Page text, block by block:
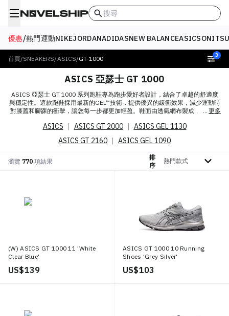
搜尋
優惠/熱門運動NIKEJORDANADIDASNEW BALANCEASICS
首頁/SNEAKERS/ASICS/GT-1000 3
ASICS 亞瑟士 GT 1000
ASICS 亞瑟士 GT 1000 系列跑鞋專為跑步愛好者設計，結合了卓越的舒適度
與穩定性。這款跑鞋採用最新的GEL™技術，提供優異的緩衝效果，減少運動時
對膝蓋和腳踝的衝擊，讓您每一步都更加輕盈。鞋面由透氣網布製成，確保雙
身重量，提升整體的跑步體驗。GT 1000 不僅適合日常訓練，更能在長跑中提
更多
ASICS | ASICS GT 2000 | ASICS GEL 1130
ASICS GT 2160 | ASICS GEL 1090
瀏覽 770 項結果
排
序
排序依據
(W) ASICS GT 1000 11 'White
Clear Blue'
US$ 139
ASICS GT 1000 10 Running
Shoes 'Grey Silver'
US$ 103